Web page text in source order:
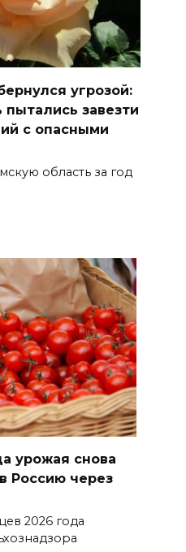
угрозой:
завезти
с опасными
область за год
урожая снова
Россию через
2026 года